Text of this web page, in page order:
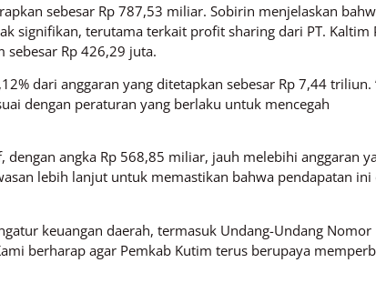
sebesar Rp 787,53 miliar. Sobirin menjelaskan
signifikan, terutama terkait profit sharing dari PT. Kaltim
sebesar Rp 426,29 juta.
dari anggaran yang ditetapkan sebesar Rp 7,44 triliun.
dengan peraturan yang berlaku untuk mencegah
angka Rp 568,85 miliar, jauh melebihi anggaran
lebih lanjut untuk memastikan bahwa pendapatan
keuangan daerah, termasuk Undang-Undang Nomor
berharap agar Pemkab Kutim terus berupaya